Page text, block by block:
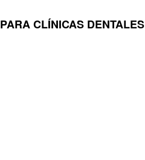
PARA CLÍNICAS DENTALES